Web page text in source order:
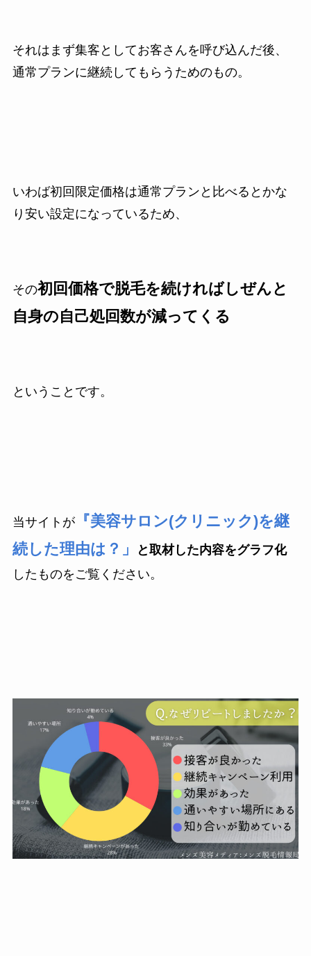
それはまず集客としてお客さんを呼び込んだ後、
通常プランに継続してもらうためのもの。
いわば初回限定価格は通常プランと比べるとかな
り安い設定になっているため、
その初回価格で脱毛を続ければしぜんと
自身の自己処回数が減ってくる
ということです。
当サイトが『美容サロン(クリニック)を継
続した理由は？」
と取材した内容をグラフ化
したものをご覧ください。